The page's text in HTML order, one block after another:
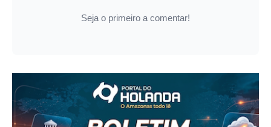
Seja o primeiro a comentar!